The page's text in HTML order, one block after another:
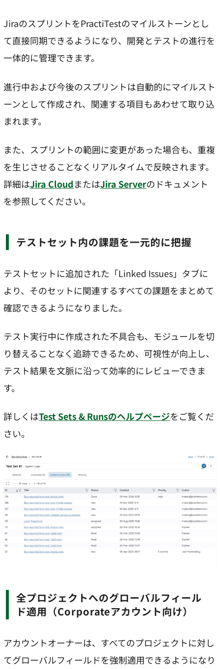
JiraのスプリントをPractiTestのマイルストーンとし
て直接同期できるようになり、開発とテストの進行を
一体的に管理できます。
進行中および今後のスプリントは自動的にマイルスト
ーンとして作成され、関連する項目もあわせて取り込
まれます。
また、スプリントの範囲に変更があった場合も、重複
を生じさせることなくリアルタイムで反映されます。
詳細はJira CloudまたはJira Serverのドキュメント
を参照してください。
テストセット内の課題を一元的に把握
テストセットに追加された「Linked Issues」タブに
より、そのセットに関連するすべての課題をまとめて
確認できるようになりました。
テスト実行中に作成された不具合も、モジュールを切
り替えることなく追跡できるため、可視性が向上し、
テスト結果を文脈に沿って効率的にレビューできま
す。
詳しくはTest Sets & Runsのヘルプページをご覧くだ
さい。
全プロジェクトへのグローバルフィール
ド適用（Corporateアカウント向け）
アカウントオーナーは、すべてのプロジェクトに対し
てグローバルフィールドを強制適用できるようになり